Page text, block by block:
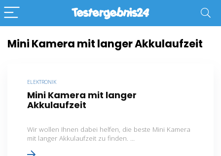
Mini Kamera mit langer Akkulaufzeit
ELEKTRONIK
Mini Kamera mit langer
Akkulaufzeit
Wir wollen Ihnen dabei helfen, die beste Mini Kamera
mit langer Akkulaufzeit zu finden. ...